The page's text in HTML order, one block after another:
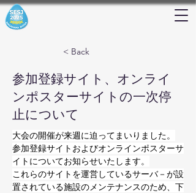
< Back
参加登録サイト、オンライ
ンポスターサイトの一次停
止について
大会の開催が来週に迫ってまいりました。
参加登録サイトおよびオンラインポスターサ
イトについてお知らせいたします。
これらのサイトを運営しているサーバ－が設
置されている施設のメンテナンスのため、下